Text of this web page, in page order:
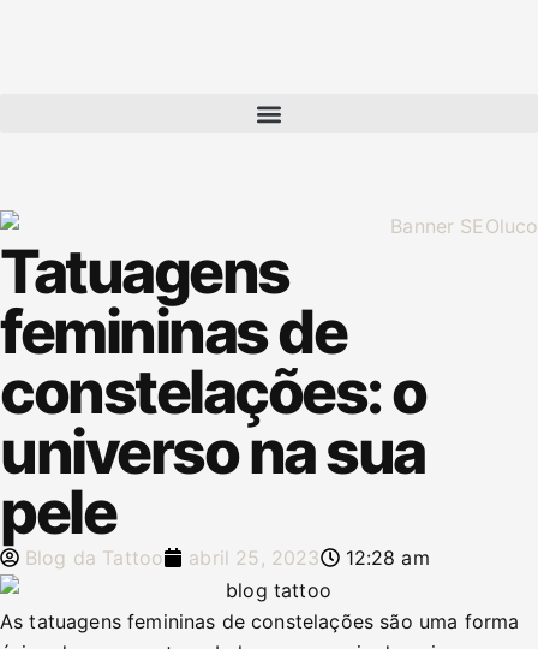
Tatuagens
femininas de
constelações: o
universo na sua
pele
Blog da Tattoo abril 25, 2023 12:28 am
As tatuagens femininas de constelações são uma forma